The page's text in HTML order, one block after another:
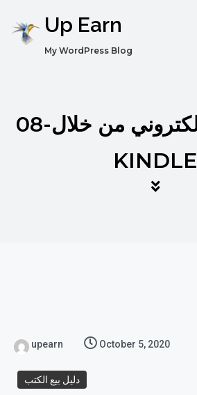
Up Earn
My WordPress Blog
08-بيع كتابك الإلكتروني من خلال
KINDLE
upearn October 5, 2020
دليل بيع الكتب